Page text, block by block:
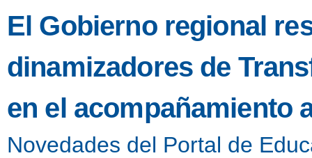
El Gobierno regional
dinamizadores de
en el acompañamiento
Novedades del Portal de